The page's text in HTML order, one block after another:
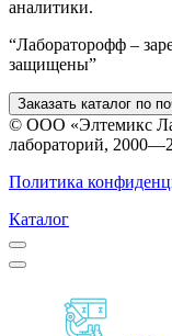
аналитики.
“Лабораторофф –
защищены”
Заказать каталог по
© ООО «Элтемикс
лабораторий,
Политика
Каталог